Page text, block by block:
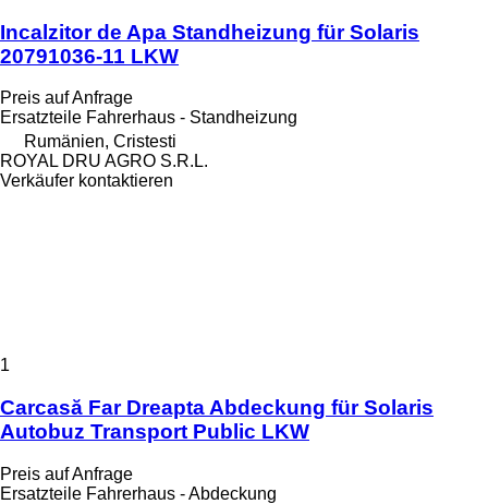
Incalzitor de Apa Standheizung für Solaris
20791036-11 LKW
Preis auf Anfrage
Ersatzteile Fahrerhaus - Standheizung
Rumänien, Cristesti
ROYAL DRU AGRO S.R.L.
Verkäufer kontaktieren
1
Carcasă Far Dreapta Abdeckung für Solaris
Autobuz Transport Public LKW
Preis auf Anfrage
Ersatzteile Fahrerhaus - Abdeckung